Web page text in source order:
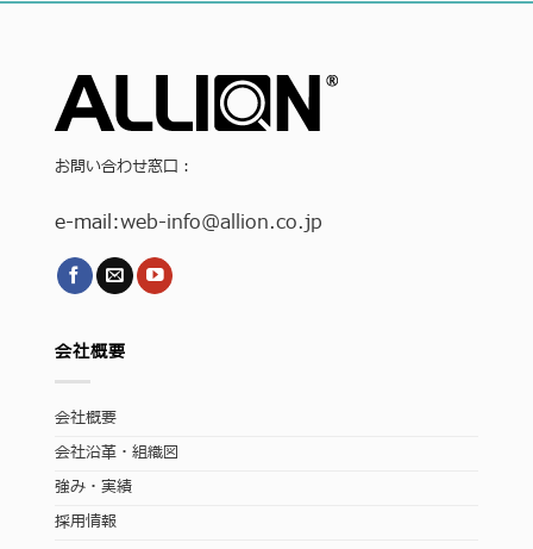
お問い合わせ窓口：
e-mail:web-info@allion.co.jp
会社概要
会社概要
会社沿革・組織図
強み・実績
採用情報